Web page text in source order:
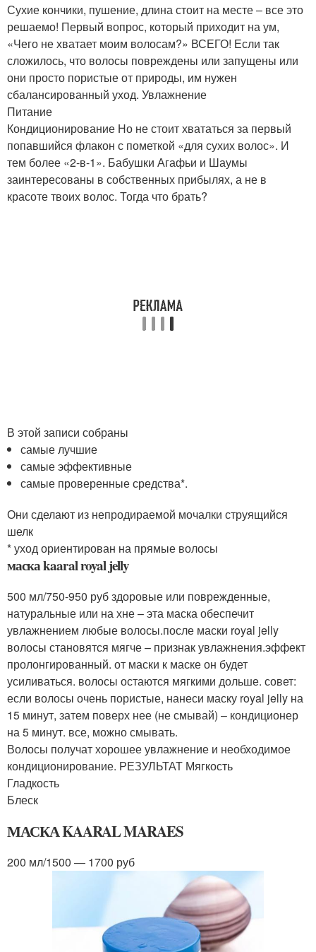
Сухие кончики, пушение, длина стоит на месте – все это
решаемо! Первый вопрос, который приходит на ум,
«Чего не хватает моим волосам?» ВСЕГО! Если так
сложилось, что волосы повреждены или запущены или
они просто пористые от природы, им нужен
сбалансированный уход. Увлажнение
Питание
Кондиционирование Но не стоит хвататься за первый
попавшийся флакон с пометкой «для сухих волос». И
тем более «2-в-1». Бабушки Агафьи и Шаумы
заинтересованы в собственных прибылях, а не в
красоте твоих волос. Тогда что брать?
В этой записи собраны
самые лучшие
самые эффективные
самые проверенные средства*.
Они сделают из непродираемой мочалки струящийся
шелк
* уход ориентирован на прямые волосы
маска kaaral royal jelly
500 мл/750-950 руб здоровые или поврежденные,
натуральные или на хне – эта маска обеспечит
увлажнением любые волосы.после маски royal jelly
волосы становятся мягче – признак увлажнения.эффект
пролонгированный. от маски к маске он будет
усиливаться. волосы остаются мягкими дольше. совет:
если волосы очень пористые, нанеси маску royal jelly на
15 минут, затем поверх нее (не смывай) – кондиционер
на 5 минут. все, можно смывать.
Волосы получат хорошее увлажнение и необходимое
кондиционирование. РЕЗУЛЬТАТ Мягкость
Гладкость
Блеск
МАСКА KAARAL MARAES
200 мл/1500 — 1700 руб